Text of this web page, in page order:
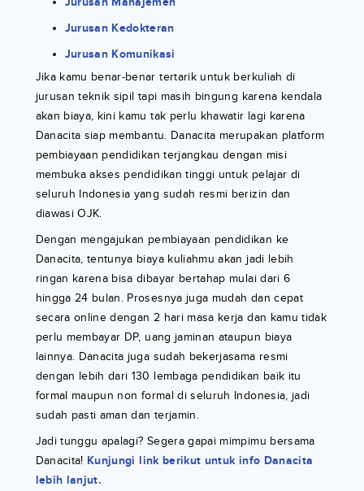
Jurusan Kedokteran
Jurusan Komunikasi
Jika kamu benar-benar tertarik untuk berkuliah di
jurusan teknik sipil tapi masih bingung karena kendala
akan biaya, kini kamu tak perlu khawatir lagi karena
Danacita siap membantu. Danacita merupakan platform
pembiayaan pendidikan terjangkau dengan misi
membuka akses pendidikan tinggi untuk pelajar di
seluruh Indonesia yang sudah resmi berizin dan
diawasi OJK.
Dengan mengajukan pembiayaan pendidikan ke
Danacita, tentunya biaya kuliahmu akan jadi lebih
ringan karena bisa dibayar bertahap mulai dari 6
hingga 24 bulan. Prosesnya juga mudah dan cepat
secara online dengan 2 hari masa kerja dan kamu tidak
perlu membayar DP, uang jaminan ataupun biaya
lainnya. Danacita juga sudah bekerjasama resmi
dengan lebih dari 130 lembaga pendidikan baik itu
formal maupun non formal di seluruh Indonesia, jadi
sudah pasti aman dan terjamin.
Jadi tunggu apalagi? Segera gapai mimpimu bersama
Danacita! Kunjungi link berikut untuk info Danacita
lebih lanjut.